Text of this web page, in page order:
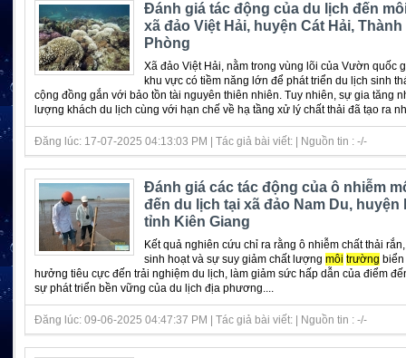
Đánh giá tác động của du lịch đến
xã đảo Việt Hải, huyện Cát Hải,
Phòng
Xã đảo Việt Hải, nằm trong vùng lõi của Vườn quốc
khu vực có tiềm năng lớn để phát triển du lịch sinh
cộng đồng gắn với bảo tồn tài nguyên thiên nhiên. Tuy nhiên, sự gia tăng
lượng khách du lịch cùng với hạn chế về hạ tầng xử lý chất thải đã tạo ra
Đăng lúc: 17-07-2025 04:13:03 PM | Tác giả bài viết: | Nguồn tin : -/-
Đánh giá các tác động của ô nhiễm
đến du lịch tại xã đảo Nam Du, huyện
tỉnh Kiên Giang
Kết quả nghiên cứu chỉ ra rằng ô nhiễm chất thải
sinh hoạt và sự suy giảm chất lượng môi trường biển
hưởng tiêu cực đến trải nghiệm du lịch, làm giảm sức hấp dẫn của điểm
sự phát triển bền vững của du lịch địa phương....
Đăng lúc: 09-06-2025 04:47:37 PM | Tác giả bài viết: | Nguồn tin : -/-